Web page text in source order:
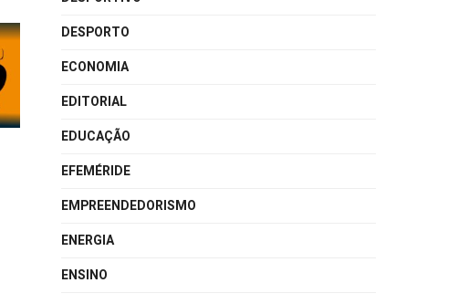
DESPORTO
ECONOMIA
EDITORIAL
EDUCAÇÃO
EFEMÉRIDE
EMPREENDEDORISMO
ENERGIA
ENSINO